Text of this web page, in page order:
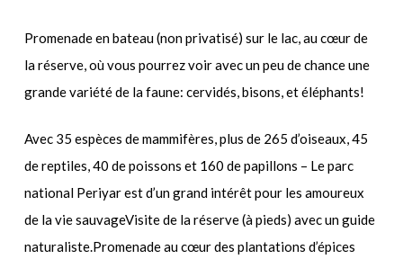
Promenade en bateau (non privatisé) sur le lac, au cœur de
la réserve, où vous pourrez voir avec un peu de chance une
grande variété de la faune: cervidés, bisons, et éléphants!
Avec 35 espèces de mammifères, plus de 265 d’oiseaux, 45
de reptiles, 40 de poissons et 160 de papillons – Le parc
national Periyar est d’un grand intérêt pour les amoureux
de la vie sauvageVisite de la réserve (à pieds) avec un guide
naturaliste.Promenade au cœur des plantations d’épices